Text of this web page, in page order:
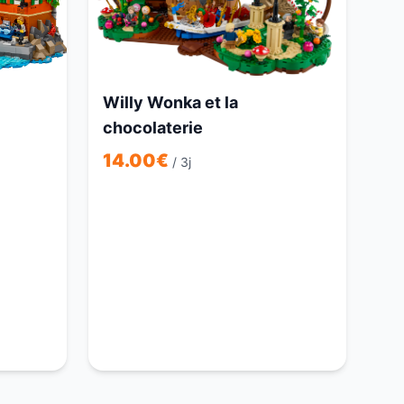
Willy Wonka et la
chocolaterie
14.00€ / 3j